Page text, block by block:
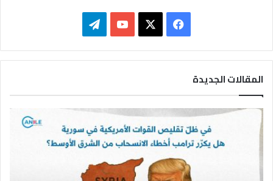
ي
ب
و
ك
X
Y
u
T
u
b
ي
ق
ا
م
المقالات الجديدة